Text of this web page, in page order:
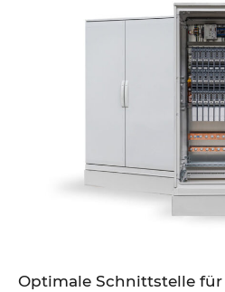
Optimale Schnittstelle